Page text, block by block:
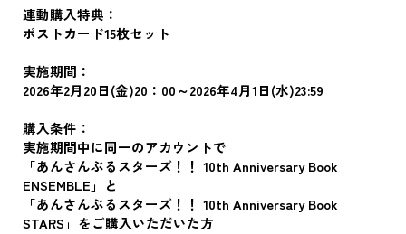
連動購入特典：
ポストカード15枚セット
実施期間：
2026年2月20日(金)20：00～2026年4月1日(水)23:59
購入条件：
実施期間中に同一のアカウントで
「あんさんぶるスターズ！！ 10th Anniversary Book
ENSEMBLE」と
「あんさんぶるスターズ！！ 10th Anniversary Book
STARS」をご購入いただいた方